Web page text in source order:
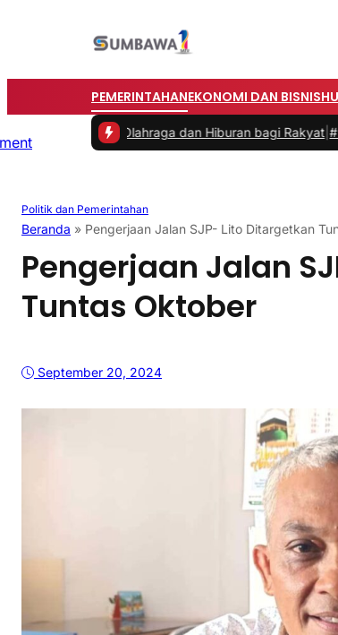
PEMERINTAHANEKONOMI DAN BISNIS
Olahraga dan Hiburan bagi Rakyat|#2 -Memasuki
Politik dan Pemerintahan
Beranda » Pengerjaan Jalan SJP- Lito Ditargetkan
Pengerjaan Jalan
Tuntas Oktober
September 20, 2024